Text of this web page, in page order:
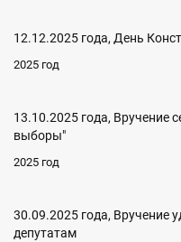
12.12.2025 года, День
2025 год
13.10.2025 года, Вручение
выборы"
2025 год
30.09.2025 года, Вручение
депутатам